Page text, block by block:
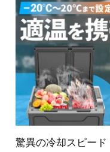
驚異の冷却スピード